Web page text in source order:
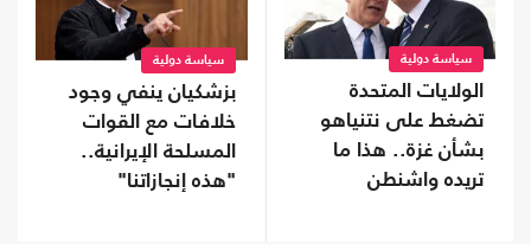
سياسة دولية
الولايات المتحدة
تضغط على نتنياهو
بشأن غزة.. هذا ما
تريده واشنطن
سياسة دولية
بزشكيان ينفي وجود
خلافات مع القوات
المسلحة الإيرانية..
"هذه إنجازاتنا"